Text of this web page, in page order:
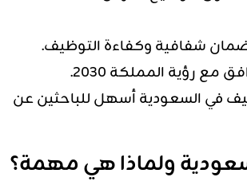
لضمان شفافية وكفاءة التوظيف.
مع رؤية المملكة 2030.
في السعودية أسهل للباحثين عن
ولماذا هي مهمة؟